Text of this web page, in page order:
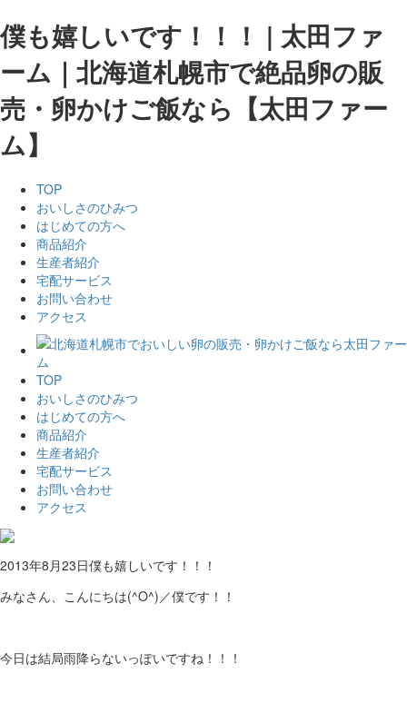
僕も嬉しいです！！！ | 太田ファ
ーム｜北海道札幌市で絶品卵の販
売・卵かけご飯なら【太田ファー
ム】
TOP
おいしさのひみつ
はじめての方へ
商品紹介
生産者紹介
宅配サービス
お問い合わせ
アクセス
TOP
おいしさのひみつ
はじめての方へ
商品紹介
生産者紹介
宅配サービス
お問い合わせ
アクセス
2013年8月23日僕も嬉しいです！！！
みなさん、こんにちは(^O^)／僕です！！
今日は結局雨降らないっぽいですね！！！